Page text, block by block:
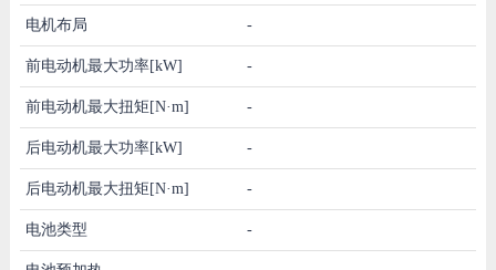
电机布局 -
前电动机最大功率[kW] -
前电动机最大扭矩[N·m] -
后电动机最大功率[kW] -
后电动机最大扭矩[N·m] -
电池类型 -